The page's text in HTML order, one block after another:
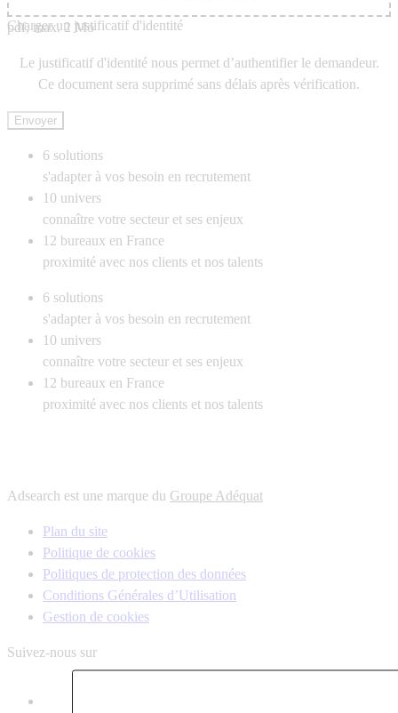
Charger un justificatif d'identité
pdf, max. 2 Mo
Le justificatif d'identité nous permet d’authentifier le demandeur.
Ce document sera supprimé sans délais après vérification.
Envoyer
6 solutions
s'adapter à vos besoin en recrutement
10 univers
connaître votre secteur et ses enjeux
12 bureaux en France
proximité avec nos clients et nos talents
6 solutions
s'adapter à vos besoin en recrutement
10 univers
connaître votre secteur et ses enjeux
12 bureaux en France
proximité avec nos clients et nos talents
Adsearch est une marque du Groupe Adéquat
Plan du site
Politique de cookies
Politiques de protection des données
Conditions Générales d’Utilisation
Gestion de cookies
Suivez-nous sur